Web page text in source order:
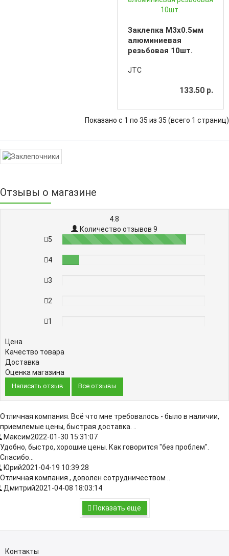
Заклепка M3х0.5мм
алюминиевая
резьбовая 10шт.
JTC
133.50 р.
Показано с 1 по 35 из 35 (всего 1 страниц)
Отзывы о магазине
4.8
Количество отзывов 9
5
87%
4
3
2
1
Цена
Качество товара
Доставка
Оценка магазина
Написать отзыв Все отзывы
Отличная компания. Всё что мне требовалось - было в наличии,
приемлемые цены, быстрая доставка. ..
Максим2022-01-30 15:31:07
Удобно, быстро, хорошие цены. Как говорится "без проблем".
Спасибо...
Юрий2021-04-19 10:39:28
Отличная компания , доволен сотрудничеством ..
Дмитрий2021-04-08 18:03:14
Показать еще
Контакты